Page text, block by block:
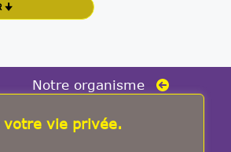
votre vie privée.
🠋
Notre organisme